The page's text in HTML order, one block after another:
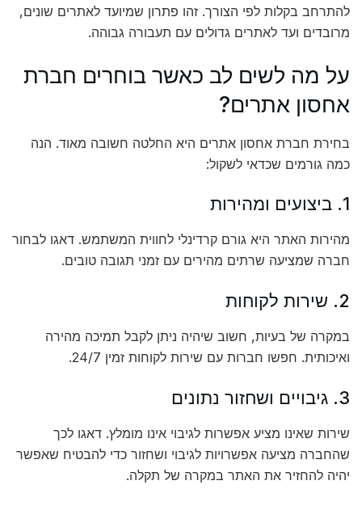
להתרחב בקלות לפי הצורך. זהו פתרון שמיועד לאתרים שונים,
מרובדים ועד לאתרים גדולים עם תעבורה גבוהה.
על מה לשים לב כאשר בוחרים חברת
אחסון אתרים?
בחירת חברת אחסון אתרים היא החלטה חשובה מאוד. הנה
כמה גורמים שכדאי לשקול:
1. ביצועים ומהירות
מהירות האתר היא גורם קרדינלי לחווית המשתמש. דאגו לבחור
חברה שמציעה שרתים מהירים עם זמני תגובה טובים.
2. שירות לקוחות
במקרה של בעיות, חשוב שיהיה ניתן לקבל תמיכה מהירה
ואיכותית. חפשו חברות עם שירות לקוחות זמין 24/7.
3. גיבויים ושחזור נתונים
שירות שאינו מציע אפשרות לגיבוי אינו מומלץ. דאגו לכך
שהחברה מציעה אפשרויות לגיבוי ושחזור כדי להבטיח שאפשר
יהיה להחזיר את האתר במקרה של תקלה.